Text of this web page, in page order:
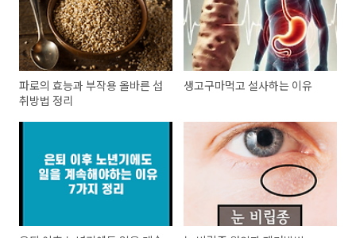
파로의 효능과 부작용 올바른 섭
취방법 정리
생고구마먹고 설사하는 이유